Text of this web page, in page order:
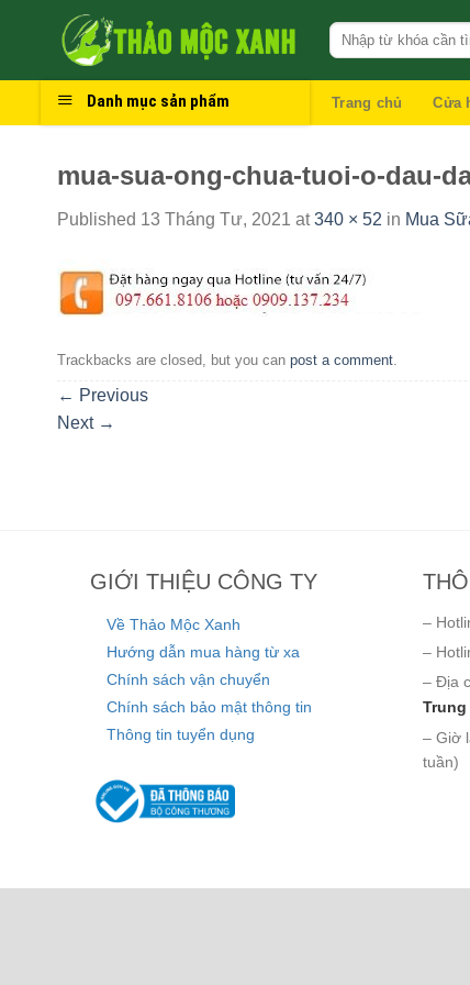
Danh mục sản phẩm Trang chủ Cửa
mua-sua-ong-chua-tuoi-o-dau-
Published 13 Tháng Tư, 2021 at340 × 52 in Mua
Trackbacks are closed, but you can post a comment.
← Previous
Next →
GIỚI THIỆU CÔNG TY
Về Thảo Mộc Xanh
Hướng dẫn mua hàng từ xa
Chính sách vận chuyển
Chính sách bảo mật thông tin
Thông tin tuyển dụng
–
–
– Địa
Trung
– Giờ
tuần)